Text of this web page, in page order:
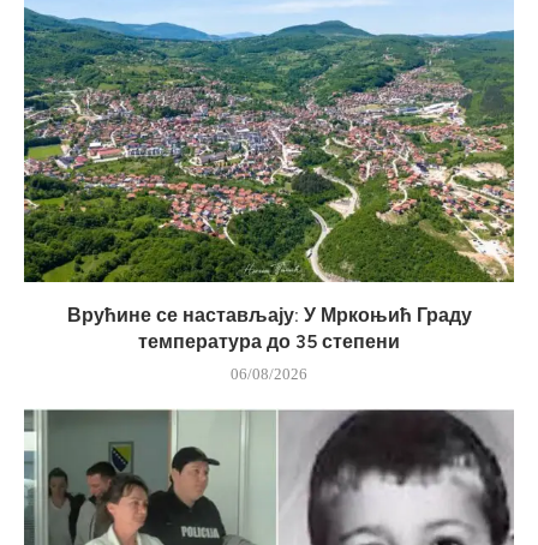
Врућине се настављају: У Мркоњић Граду
температура до 35 степени
06/08/2026